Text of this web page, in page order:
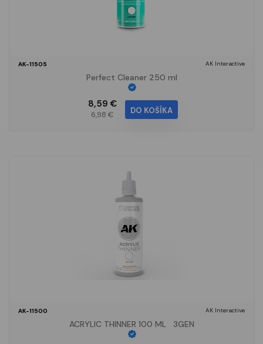
AK-11505 AK Interactive
Perfect Cleaner 250 ml
8,59 €
6,98 € DO KOŠÍKA
AK-11500 AK Interactive
ACRYLIC THINNER 100 ML 3GEN